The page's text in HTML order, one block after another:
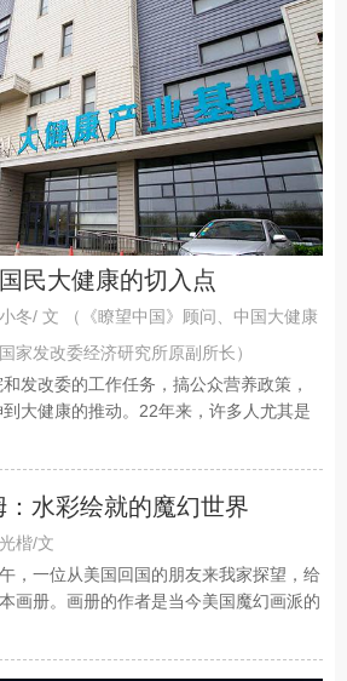
民大健康的切入点
冬/ 文 （《瞭望中国》顾问、中国大健康
家发改委经济研究所原副所长）
改委的工作任务，搞公众营养政策，
大健康的推动。22年来，许多人尤其是
：水彩绘就的魔幻世界
楷/文
一位从美国回国的朋友来我家探望，给
画册。画册的作者是当今美国魔幻画派的